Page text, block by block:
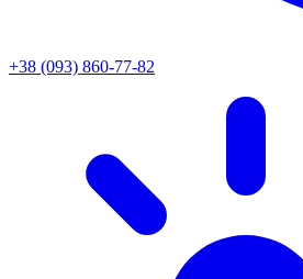
+38 (093) 860-77-82